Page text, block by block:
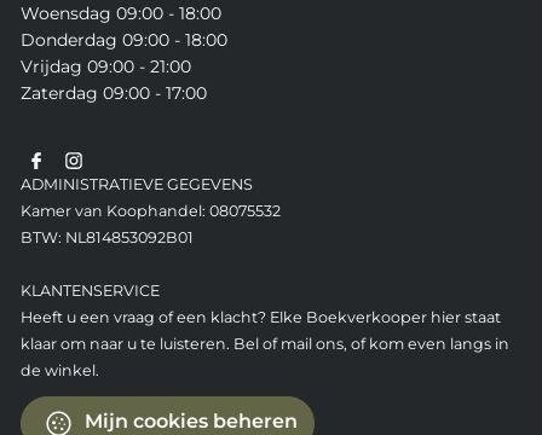
Woensdag 09:00 - 18:00
Donderdag 09:00 - 18:00
Vrijdag 09:00 - 21:00
Zaterdag 09:00 - 17:00
ADMINISTRATIEVE GEGEVENS
Kamer van Koophandel: 08075532
BTW: NL814853092B01
KLANTENSERVICE
Heeft u een vraag of een klacht? Elke Boekverkooper hier staat
klaar om naar u te luisteren. Bel of mail ons, of kom even langs in
de winkel.
Mijn cookies beheren